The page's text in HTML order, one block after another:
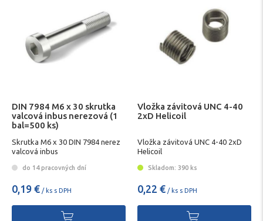
DIN 7984 M6 x 30 skrutka
valcová inbus nerezová (1
bal=500 ks)
Skrutka M6 x 30 DIN 7984 nerez
valcová inbus
do 14 pracovných dní
0,19 € / ks s DPH
Vložka závitová UNC 4-40
2xD Helicoil
Vložka závitová UNC 4-40 2xD
Helicoil
Skladom: 390 ks
0,22 € / ks s DPH